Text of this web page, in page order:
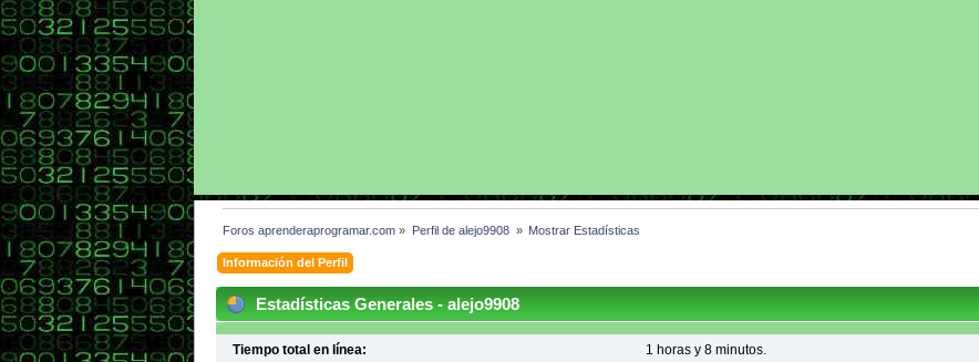
Foros aprenderaprogramar.com » Perfil de alejo9908 » Mostrar Estadísticas
Información del Perfil
Estadísticas Generales - alejo9908
Tiempo total en línea:
1 horas y 8 minutos.